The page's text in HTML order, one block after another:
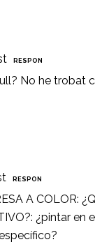
RESPON
No he trobat
RESPON
A COLOR:
¿pintar